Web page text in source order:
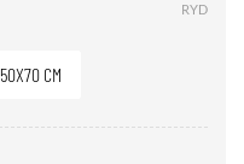
50X70 CM
RYD